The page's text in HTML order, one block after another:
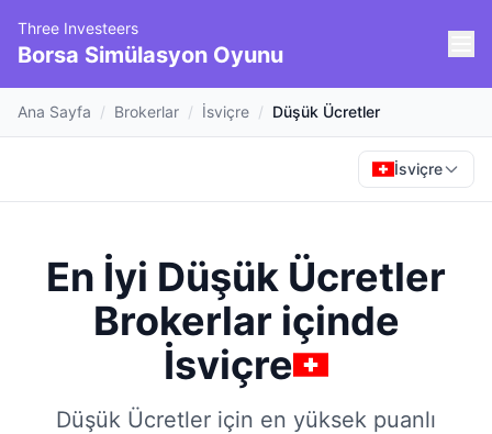
Three Investeers
Borsa Simülasyon Oyunu
Ana Sayfa / Brokerlar / İsviçre / Düşük Ücretler
İsviçre
En İyi Düşük Ücretler
Brokerlar içinde
İsviçre
Düşük Ücretler için en yüksek puanlı